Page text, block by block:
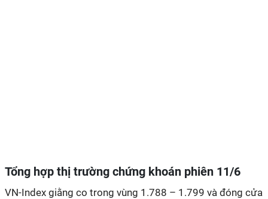
Tổng hợp thị trường chứng khoán phiên 11/6
VN-Index giằng co trong vùng 1.788 – 1.799 và đóng cửa